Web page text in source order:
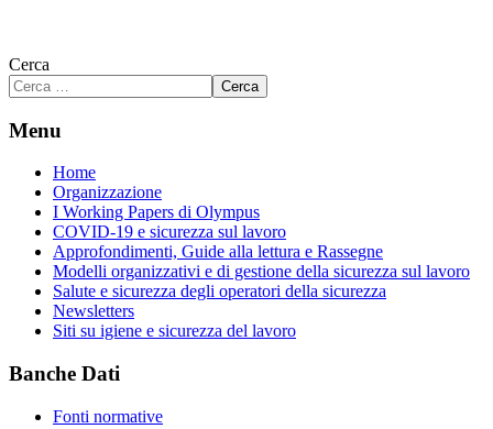
Cerca
Cerca
Menu
Home
Organizzazione
I Working Papers di Olympus
COVID-19 e sicurezza sul lavoro
Approfondimenti, Guide alla lettura e Rassegne
Modelli organizzativi e di gestione della sicurezza sul lavoro
Salute e sicurezza degli operatori della sicurezza
Newsletters
Siti su igiene e sicurezza del lavoro
Banche Dati
Fonti normative